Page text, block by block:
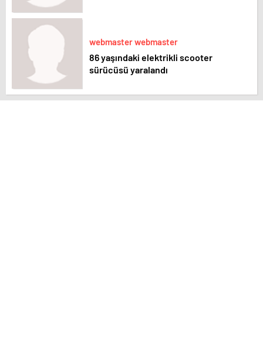
webmaster webmaster
86 yaşındaki elektrikli scooter
sürücüsü yaralandı